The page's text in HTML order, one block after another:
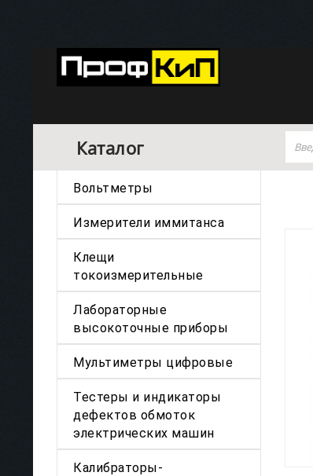
Каталог
Вольтметры
Измерители иммитанса
Клещи
токоизмерительные
Лабораторные
высокоточные приборы
Мультиметры цифровые
Тестеры и индикаторы
дефектов обмоток
электрических машин
Калибраторы-